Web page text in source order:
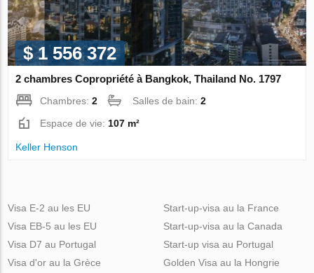
$ 1 556 372
2 chambres Copropriété à Bangkok, Thailand No. 1797
Chambres:2 Salles de bain:2
Espace de vie: 107 m²
Keller Henson
Visa E-2 au les EU
Visa EB-5 au les EU
Visa D7 au Portugal
Visa d'or au la Grèce
Start-up-visa au la France
Start-up-visa au la Canada
Start-up visa au Portugal
Golden Visa au la Hongrie